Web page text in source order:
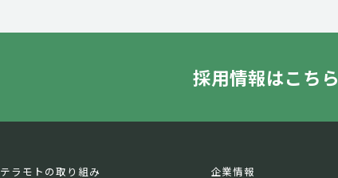
採用情報はこちら
テラモトの取り組み 企業情報